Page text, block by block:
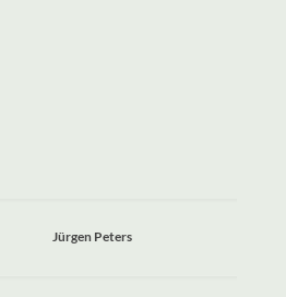
Jürgen Peters